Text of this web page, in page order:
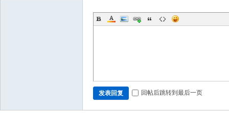
发表回复 回帖后跳转到最后一页